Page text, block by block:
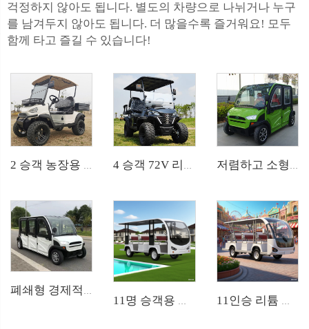
걱정하지 않아도 됩니다. 별도의 차량으로 나뉘거나 누구
를 남겨두지 않아도 됩니다. 더 많을수록 즐거워요! 모두
함께 타고 즐길 수 있습니다!
폐쇄형 경제적인 6인승 소형 전기 차량 LS9060KF
11명 승객용 호텔용 리튬 이온 전기 관광차량 LS6118KA
11인승 리튬 배터리 공항용 전기 셔틀 버스 LS6118KB